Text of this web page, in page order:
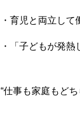
・育児と両立し
・「子どもが発
“仕事も家庭もど